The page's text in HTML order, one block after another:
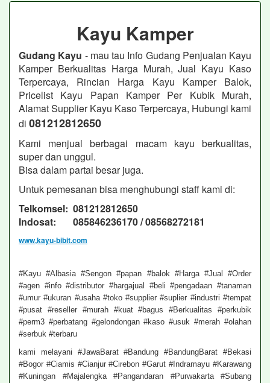
Kayu Kamper
Gudang Kayu - mau tau Info Gudang Penjualan Kayu
Kamper Berkualitas Harga Murah, Jual Kayu Kaso
Terpercaya, Rincian Harga Kayu Kamper Balok,
Pricelist Kayu Papan Kamper Per Kubik Murah,
Alamat Supplier Kayu Kaso Terpercaya, Hubungi kami
di 081212812650
Kami menjual berbagai macam kayu berkualitas,
super dan unggul.
Bisa dalam partai besar juga.
Untuk pemesanan bisa menghubungi staff kami di:
Telkomsel: 081212812650
Indosat: 085846236170 / 08568272181
www,kayu-bibit.com
#Kayu #Albasia #Sengon #papan #balok #Harga #Jual #Order
#agen #info #distributor #hargajual #beli #pengadaan #tanaman
#umur #ukuran #usaha #toko #supplier #suplier #industri #tempat
#pusat #reseller #murah #kuat #bagus #Berkualitas #perkubik
#perm3 #perbatang #gelondongan #kaso #usuk #merah #olahan
#serbuk #terbaru
kami melayani #JawaBarat #Bandung #BandungBarat #Bekasi
#Bogor #Ciamis #Cianjur #Cirebon #Garut #Indramayu #Karawang
#Kuningan #Majalengka #Pangandaran #Purwakarta #Subang